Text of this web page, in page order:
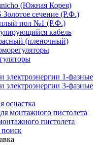
(Южная Корея)
Золотое сечение (Р.Ф.)
пол №1 (Р.Ф.)
кабель
(пленочный)
электроэнергии 1-фазные
электроэнергии 3-фазные
оснастка
монтажного пистолета
пистолета